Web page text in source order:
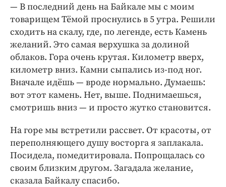
— В последний день на Байкале мы с моим
товарищем Тёмой проснулись в 5 утра. Решили
сходить на скалу, где, по легенде, есть Камень
желаний. Это самая верхушка за долиной
облаков. Гора очень крутая. Километр вверх,
километр вниз. Камни сыпались из-под ног.
Вначале идёшь — вроде нормально. Думаешь:
вот этот камень. Нет, выше. Поднимаешься,
смотришь вниз — и просто жутко становится.
На горе мы встретили рассвет. От красоты, от
переполняющего душу восторга я заплакала.
Посидела, помедитировала. Попрощалась со
своим близким другом. Загадала желание,
сказала Байкалу спасибо.